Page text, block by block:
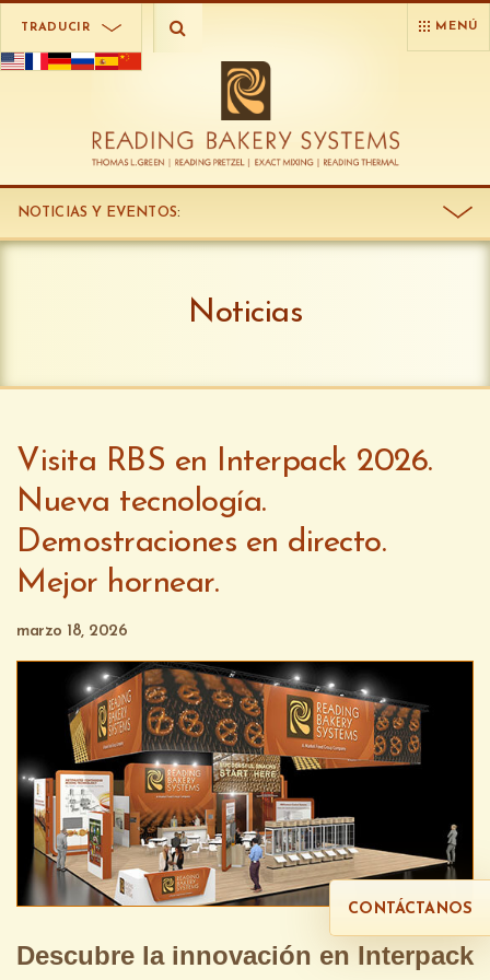
TRADUCIR MENÚ
NOTICIAS Y EVENTOS:
Noticias
Visita RBS en Interpack 2026.
Nueva tecnología.
Demostraciones en directo.
Mejor hornear.
marzo 18, 2026
Descubre la innovación en Interpack
CONTÁCTANOS